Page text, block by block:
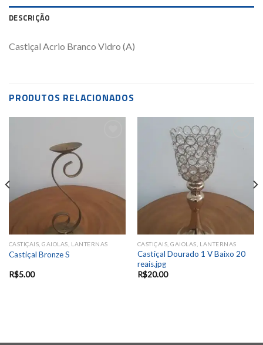
DESCRIÇÃO
Castiçal Acrio Branco Vidro (A)
PRODUTOS RELACIONADOS
CASTIÇAIS, GAIOLAS, LANTERNAS
Castiçal Bronze S
R$5.00
CASTIÇAIS, GAIOLAS, LANTERNAS
Castiçal Dourado 1 V Baixo 20
reais.jpg
R$20.00